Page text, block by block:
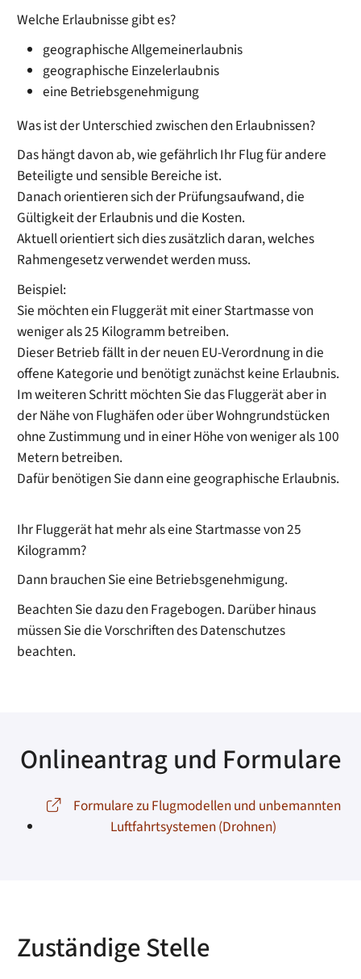
Welche Erlaubnisse gibt es?
geographische Allgemeinerlaubnis
geographische Einzelerlaubnis
eine Betriebsgenehmigung
Was ist der Unterschied zwischen den Erlaubnissen?
Das hängt davon ab, wie gefährlich Ihr Flug für andere
Beteiligte und sensible Bereiche ist.
Danach orientieren sich der Prüfungsaufwand, die
Gültigkeit der Erlaubnis und die Kosten.
Aktuell orientiert sich dies zusätzlich daran, welches
Rahmengesetz verwendet werden muss.
Beispiel:
Sie möchten ein Fluggerät mit einer Startmasse von
weniger als 25 Kilogramm betreiben.
Dieser Betrieb fällt in der neuen EU-Verordnung in die
offene Kategorie und benötigt zunächst keine Erlaubnis.
Im weiteren Schritt möchten Sie das Fluggerät aber in
der Nähe von Flughäfen oder über Wohngrundstücken
ohne Zustimmung und in einer Höhe von weniger als 100
Metern betreiben.
Dafür benötigen Sie dann eine geographische Erlaubnis.
Ihr Fluggerät hat mehr als eine Startmasse von 25
Kilogramm?
Dann brauchen Sie eine Betriebsgenehmigung.
Beachten Sie dazu den Fragebogen. Darüber hinaus
müssen Sie die Vorschriften des Datenschutzes
beachten.
Onlineantrag und Formulare
Formulare zu Flugmodellen und unbemannten
Luftfahrtsystemen (Drohnen)
Zuständige Stelle